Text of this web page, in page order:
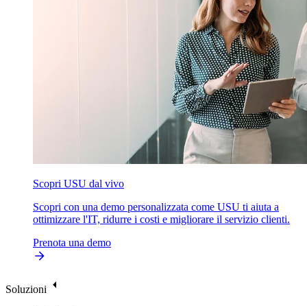
Scopri USU dal vivo
Scopri con una demo personalizzata come USU ti aiuta a
ottimizzare l'IT, ridurre i costi e migliorare il servizio clienti.
Prenota una demo
Soluzioni